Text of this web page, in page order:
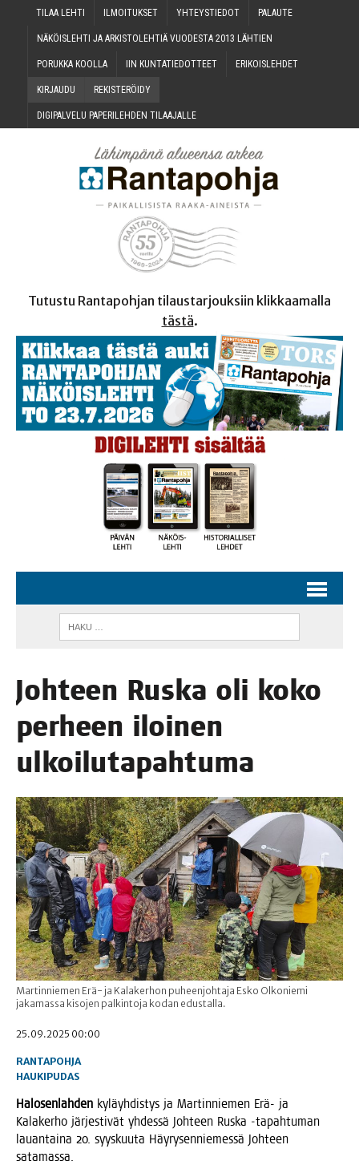
TILAA LEH­TI ILMOI­TUK­SET YHTEYS­TIE­DOT PALAU­TE
NÄKÖIS­LEH­TI JA ARKIS­TO­LEH­TIÄ VUO­DES­TA 2013 LÄHTIEN
PORUK­KA KOOLLA IIN KUN­TA­TIE­DOT­TEET ERI­KOIS­LEH­DET
KIR­JAU­DU REKIS­TE­RÖI­DY
DIGI­PAL­VE­LU PAPE­RI­LEH­DEN TILAAJALLE
Tutustu Rantapohjan tilaustarjouksiin klikkaamalla
tästä.
Joh­teen Rus­ka oli koko
per­heen iloi­nen
ulkoilutapahtuma
Martinniemen Erä- ja Kalakerhon puheenjohtaja Esko Olkoniemi
jakamassa kisojen palkintoja kodan edustalla.
25.09.2025 00:00
RANTAPOHJA
HAUKIPUDAS
Halo­sen­lah­den kyläyh­dis­tys ja Mar­tin­nie­men Erä- ja
Kala­ker­ho jär­jes­ti­vät yhdes­sä Joh­teen Rus­ka ‑tapah­tu­man
lau­an­tai­na 20. syys­kuu­ta Häy­ry­sen­nie­mes­sä Joh­teen
satamassa.